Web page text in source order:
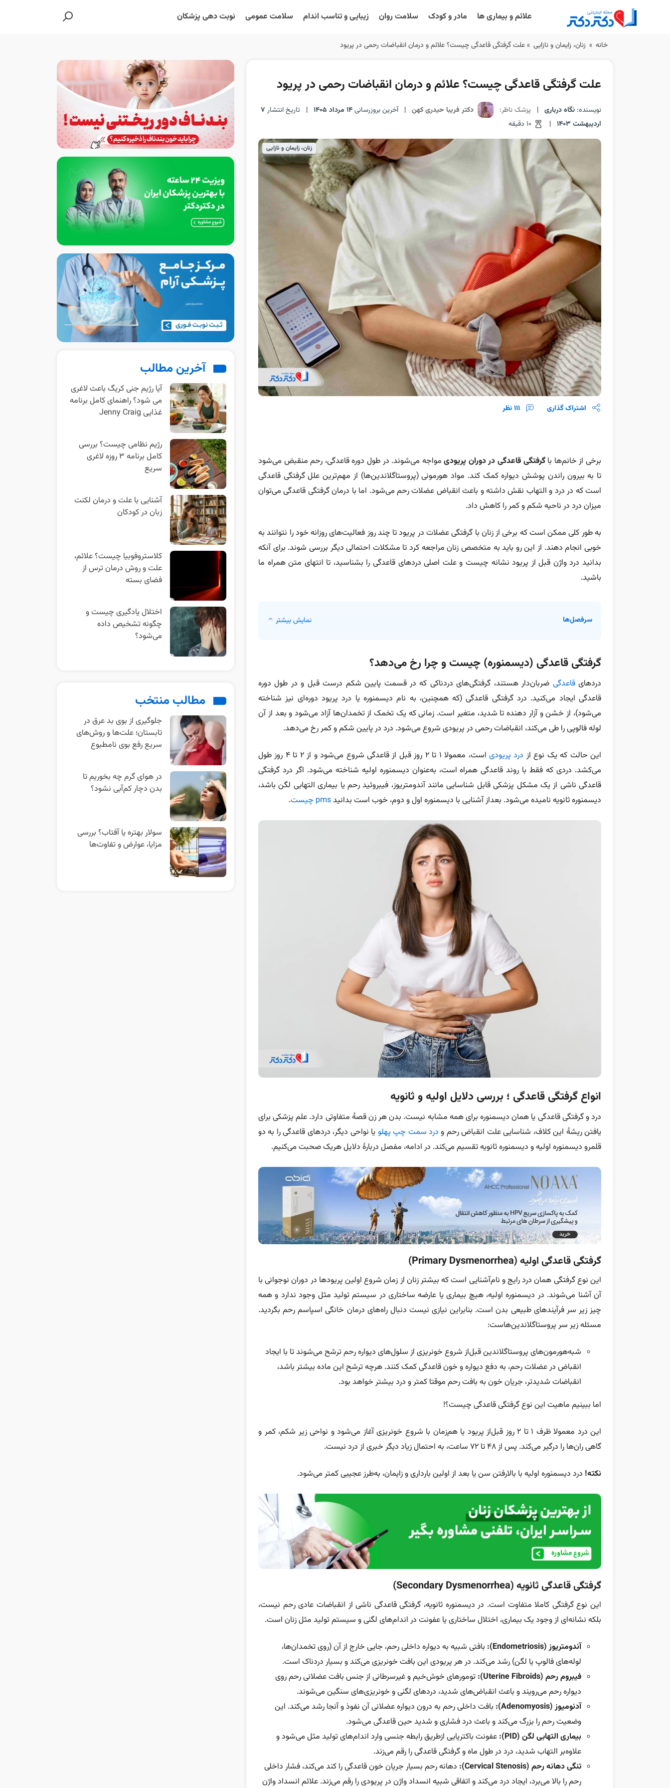
علائم و بیماری ها مادر و کودک سلامت روان زیبایی و تناسب اندام سلامت عمومی نوبت دهی پزشکان
خانه » زنان، زایمان و نازایی »علت گرفتگی قاعدگی چیست؟ علائم و درمان انقباضات رحمی در پریود
علت گرفتگی قاعدگی چیست؟ علائم و درمان انقباضات رحمی در پریود
نویسنده: نگاه درباری | پزشک ناظر: دکتر فریبا حیدری کهن | آخرین بروزرسانی14 مرداد 1405 | تاریخ انتشار 7
اردیبهشت 1403
|
زنان، زایمان و نازایی
اشتراک گذاری 111نظر
برخی از خانم‌ها باگرفتگی قاعدگی در دوران پریودیمواجه می‌شوند. در طول دوره قاعدگی، رحم منقبض می‌شود
تا به بیرون راندن پوشش دیواره کمک کند. مواد هورمونی (پروستاگلاندین‌ها) از مهم‌ترین علل گرفتگی قاعدگی
است که در درد و التهاب نقش داشته و باعث انقباض عضلات رحم می‌شود. اما با درمان گرفتگی قاعدگی می‌توان
میزان درد در ناحیه شکم و کمر را کاهش داد.
به طور کلی ممکن است که برخی از زنان با گرفتگی عضلات در پریود تا چند روز فعالیت‌های روزانه خود را نتوانند به
خوبی انجام دهند. از این رو باید به متخصص زنان مراجعه کرد تا مشکلات احتمالی دیگر بررسی شوند. برای آنکه
بدانید درد واژن قبل از پریود نشانه چیست وعلت اصلی درد‌های قاعدگی را بشناسید، تا انتهای متن همراه ما
باشید.
سرفصل‌ها نمایش بیشتر
گرفتگی قاعدگی (دیسمنوره) چیست و چرا رخ می‌دهد؟
دردهایقاعدگی ضربان‌دار هستند، گرفتگی‌های دردناکی که در قسمت پایین شکم درست قبل و در طول دوره
قاعدگی ایجاد می‌کنید. درد گرفتگی قاعدگی (که همچنین، به نام دیسمنوره یا درد پریود دوره‌ای نیز شناخته
می‌شود)، از خشن و آزار دهنده تا شدید، متغیر است. زمانی که یک تخمک از تخمدان‌ها آزاد می‌شود و بعد از آن
لوله فالوپی را طی می‌کند، انقباضات رحمی در پریودی شروع می‌شود. درد در پایین شکم و کمر رخ می‌دهد.
این حالت که یک نوع از درد پریودی
است، معمولا ۱ تا ۲ روز قبل از قاعدگی شروع می‌شود و از ۲ تا ۴ روز طول
می‌کشد. دردی که فقط با روند قاعدگی همراه است، به‌عنوان دیسمنوره اولیه شناخته می‌شود. اگر درد گرفتگی
قاعدگی ناشی از یک مشکل پزشکی قابل شناسایی مانند آندومتریوز، فیبروئید رحم یا بیماری التهابی لگن باشد،
دیسمنوره ثانویه نامیده می‌شود. بعداز آشنایی با دیسمنوره اول و دوم، خوب است بدانیدpms چیست .
انواع گرفتگی قاعدگی ؛ بررسی دلایل اولیه و ثانویه
درد و گرفتگی قاعدگی یا همان دیسمنوره برای همه مشابه نیست. بدن هر زن قصۀ متفاوتی دارد. علم پزشکی برای
یافتن ریشۀ این کلاف، شناسایی علت انقباض رحم و درد سمت چپ پهلو یا نواحی دیگر، دردهای قاعدگی را به دو
قلمرو دیسمنوره اولیه و دیسمنوره ثانویه تقسیم می‌کند. در ادامه، مفصل دربارۀ دلایل هریک صحبت می‌کنیم.
گرفتگی قاعدگی اولیه (Primary Dysmenorrhea)
این نوع گرفتگی همان درد رایج و نام‌آشنایی است که بیشتر زنان از زمان شروع اولین پریودها در دوران نوجوانی با
آن آشنا می‌شوند. در دیسمنوره اولیه، هیچ بیماری یا عارضه ساختاری در سیستم تولید مثل وجود ندارد و همه
چیز زیر سر فرآیندهای طبیعی بدن است. بنابراین نیازی نیست دنبال راه‌های درمان خانگی اسپاسم رحم بگردید.
مسئله زیر سر پروستاگلاندین‌هاست:
شبه‌هورمون‌های پروستاگلاندین قبل‌از شروع خونریزی از سلول‌های دیواره رحم ترشح می‌شوند تا با ایجاد
انقباض در عضلات رحم، به دفع دیواره و خون قاعدگی کمک کنند. هرچه ترشح این ماده بیشتر باشد،
انقباضات شدیدتر، جریان خون به بافت رحم موقتا کمتر و درد بیشتر خواهد بود.
اما ببینیم ماهیت این نوع گرفتگی قاعدگی چیست؟!
این درد معمولا ظرف ۱ تا ۲ روز قبل‌از پریود یا هم‌زمان با شروع خونریزی آغاز می‌شود و نواحی زیر شکم، کمر و
گاهی ران‌ها را درگیر می‌کند. پس از ۴۸ تا ۷۲ ساعت، به احتمال زیاد دیگر خبری از درد نیست.
نکته! درد دیسمنوره اولیه با بالارفتن سن یا بعد از اولین بارداری و زایمان، به‌طرز عجیبی کمتر می‌شود.
گرفتگی قاعدگی ثانویه (Secondary Dysmenorrhea)
این نوع گرفتگی کاملا متفاوت است. در دیسمنوره ثانویه، گرفتگی قاعدگی ناشی از انقباضات عادی رحم نیست،
بلکه نشانه‌ای از وجود یک بیماری، اختلال ساختاری یا عفونت در اندام‌های لگنی و سیستم تولید مثل زنان است.
آندومتریوز (Endometriosis):
بافتی شبیه به دیواره داخلی رحم، جایی خارج از آن (روی تخمدان‌ها،
لوله‌های فالوپ یا لگن) رشد می‌کند. در هر پریودی این بافت خونریزی می‌کند و بسیار دردناک است.
فیبروم رحم (Uterine Fibroids):
تومورهای خوش‌خیم و غیرسرطانی از جنس بافت عضلانی رحم روی
دیواره رحم می‌رویند و باعث انقباض‌های شدید، دردهای لگنی و خونریزی‌های سنگین می‌شوند.
آدنومیوز (Adenomyosis):
بافت داخلی رحم به درون دیواره عضلانی آن نفوذ و آنجا رشد می‌کند. این
وضعیت رحم را بزرگ می‌کند و باعث درد فشاری و شدید حین قاعدگی می‌شود.
بیماری التهابی لگن (PID):
عفونت باکتریایی از‌طریق رابطه جنسی وارد اندام‌های تولید مثل می‌شود و
علاوه‌بر التهاب شدید، درد در طول ماه و گرفتگی قاعدگی را رقم می‌زند.
تنگی دهانه رحم (Cervical Stenosis):
دهانه رحم بسیار جریان خون قاعدگی را کند می‌کند، فشار داخلی
رحم را بالا می‌برد، ایجاد درد می‌کند و اتفاقی شبیه انسداد واژن در پریودی را رقم می‌زند. علائم انسداد واژن
آخرین مطالب
آیا رژیم جنی کریگ باعث لاغری
می شود؟ راهنمای کامل برنامه
غذایی Jenny Craig
رژیم نظامی چیست؟ بررسی
کامل برنامه ۳ روزه لاغری
سریع
آشنایی با علت و درمان لکنت
زبان در کودکان
کلاستروفوبیا چیست؟ علائم،
علت و روش درمان ترس از
فضای بسته
اختلال یادگیری چیست و
چگونه تشخیص داده
می‌شود؟
مطالب منتخب
جلوگیری از بوی بد عرق در
تابستان؛ علت‌ها و روش‌های
سریع رفع بوی نامطبوع
در هوای گرم چه بخوریم تا
بدن دچار کم‌آبی نشود؟
سولار بهتره یا آفتاب؟ بررسی
مزایا، عوارض و تفاوت‌ها